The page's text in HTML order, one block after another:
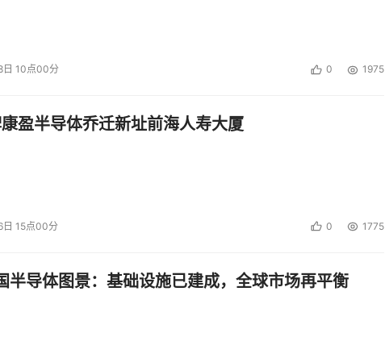
ModelArts，将行业知识与AI相结合，可以为用户提供300+行业
、运维和集成一站式能力，加速用户的应用创新。
华为云通过区块链技术，将北京市的50+部门数据上链，不同部
10点00分 0 1975
盈半导体乔迁新址前海人寿大厦
15点00分 0 1775
半导体图景：基础设施已建成，全球市场再平衡